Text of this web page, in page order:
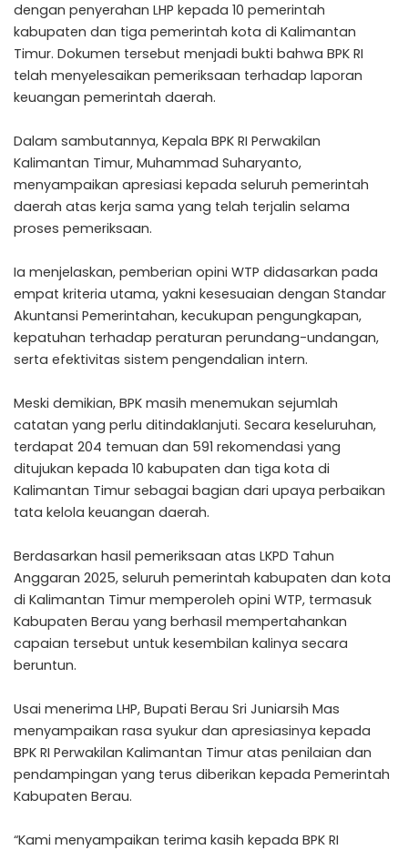
dengan penyerahan LHP kepada 10 pemerintah
kabupaten dan tiga pemerintah kota di Kalimantan
Timur. Dokumen tersebut menjadi bukti bahwa BPK RI
telah menyelesaikan pemeriksaan terhadap laporan
keuangan pemerintah daerah.
Dalam sambutannya, Kepala BPK RI Perwakilan
Kalimantan Timur, Muhammad Suharyanto,
menyampaikan apresiasi kepada seluruh pemerintah
daerah atas kerja sama yang telah terjalin selama
proses pemeriksaan.
Ia menjelaskan, pemberian opini WTP didasarkan pada
empat kriteria utama, yakni kesesuaian dengan Standar
Akuntansi Pemerintahan, kecukupan pengungkapan,
kepatuhan terhadap peraturan perundang-undangan,
serta efektivitas sistem pengendalian intern.
Meski demikian, BPK masih menemukan sejumlah
catatan yang perlu ditindaklanjuti. Secara keseluruhan,
terdapat 204 temuan dan 591 rekomendasi yang
ditujukan kepada 10 kabupaten dan tiga kota di
Kalimantan Timur sebagai bagian dari upaya perbaikan
tata kelola keuangan daerah.
Berdasarkan hasil pemeriksaan atas LKPD Tahun
Anggaran 2025, seluruh pemerintah kabupaten dan kota
di Kalimantan Timur memperoleh opini WTP, termasuk
Kabupaten Berau yang berhasil mempertahankan
capaian tersebut untuk kesembilan kalinya secara
beruntun.
Usai menerima LHP, Bupati Berau Sri Juniarsih Mas
menyampaikan rasa syukur dan apresiasinya kepada
BPK RI Perwakilan Kalimantan Timur atas penilaian dan
pendampingan yang terus diberikan kepada Pemerintah
Kabupaten Berau.
“Kami menyampaikan terima kasih kepada BPK RI